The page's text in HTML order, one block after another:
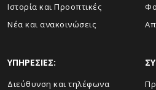
Ιστορία και Προοπτικές
Νέα και ανακοινώσεις
ΥΠΗΡΕΣΙΕΣ:
Διεύθυνση και τηλέφωνα